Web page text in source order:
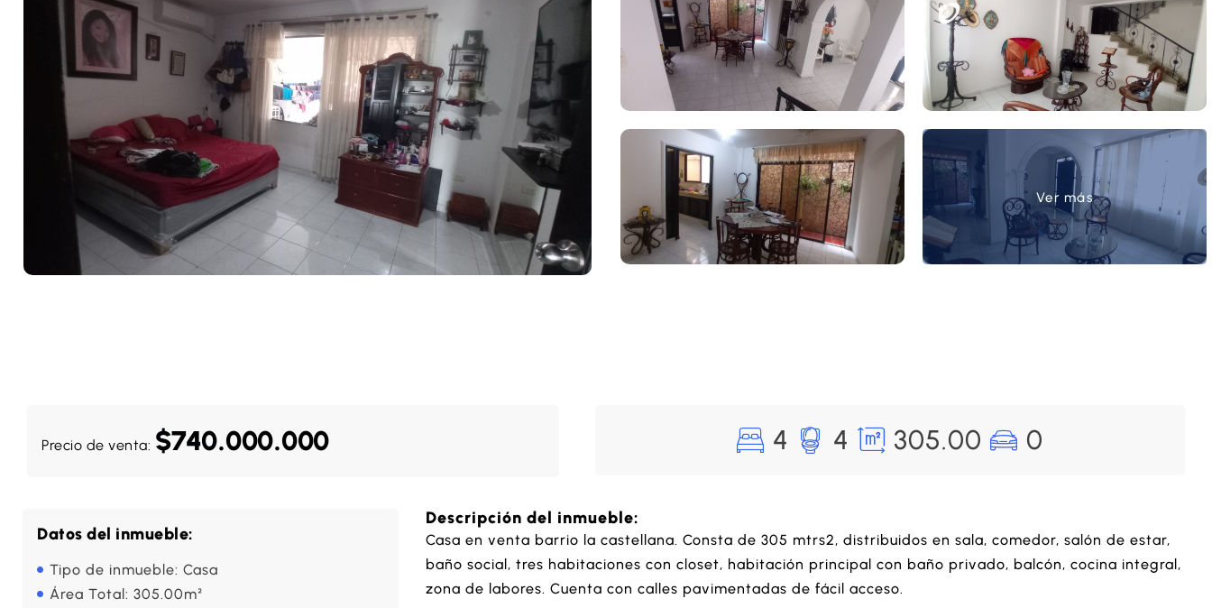
Ver más
Precio de venta: $740.000.000 4 4 305.00 0
Datos del inmueble:
Tipo de inmueble: Casa
Área Total: 305.00m²
Descripción del inmueble:
Casa en venta barrio la castellana. Consta de 305 mtrs2, distribuidos en sala, comedor, salón de estar,
baño social, tres habitaciones con closet, habitación principal con baño privado, balcón, cocina integral,
zona de labores. Cuenta con calles pavimentadas de fácil acceso.